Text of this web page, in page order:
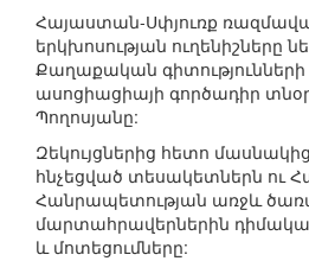
Հայաստան-Սփյուռք
երկխոսության ուղենիշները
Քաղաքական
ասոցիացիայի գործադիր
Պողոսյանը:
Զեկույցներից հետո
հնչեցված տեսակետներն ու
Հանրապետության առջև
մարտահրավերներին
և մոտեցումները: